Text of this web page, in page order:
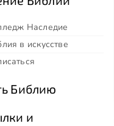
Наследие
в искусстве
Библию
и